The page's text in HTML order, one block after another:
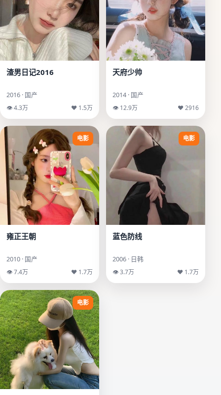
渣男日记2016
2016 · 国产
👁 4.3万 ♥ 1.5万
天府少帅
2014 · 国产
👁 12.9万 ♥ 2916
电影
雍正王朝
2010 · 国产
👁 7.4万 ♥ 1.7万
电影
蓝色防线
2006 · 日韩
👁 3.7万 ♥ 1.7万
电影